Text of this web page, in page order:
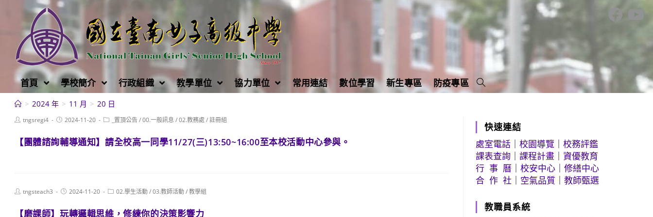
首頁 學校簡介 行政組織 教學單位 協力單位 常用連結 數位學習 新生專區 防疫專區
> 2024 年 > 11 月 > 20 日
Posttngsregi4
Post2024-11-20
Post _置頂公告/00.一般訊息 /02.教務處 /註冊組
【團體諮詢輔導通知】請全校高一同學11/27(三)13:50~16:00至本校活動中心參與。
Posttngsteach3
Post2024-11-20
Post02.學生活動/03.教師活動/教學組
【磨課師】玩轉邏輯思維，修練你的決策影響力
快速連結
處室電話 ｜校園導覽 ｜校務評鑑
課表查詢 ｜課程計畫 ｜資優教育
行 事 曆 ｜校安中心 ｜修繕中心
合 作 社
空氣品質 ｜教師甄選
教職員系統